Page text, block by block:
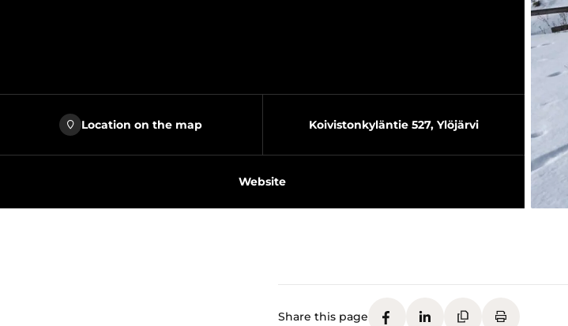
Location on the map Koivistonkyläntie 527, Ylöjärvi
Website
Share this page